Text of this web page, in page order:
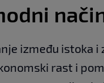
između istoka i
rast i